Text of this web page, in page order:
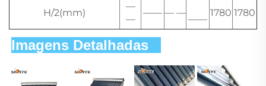
H/2(mm)
—
—
—— — —
——
1780 1780
Imagens Detalhadas